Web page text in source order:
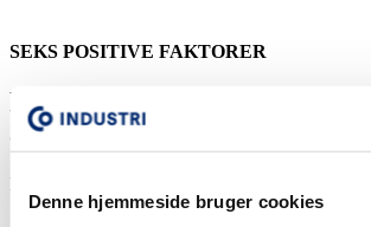
Denne hjemmeside bruger cookies
SEKS POSITIVE FAKTORER
Positive faktorer i det psykiske
arbejdsmiljø
Positive faktorer i det psykiske arbejdsmiljø: